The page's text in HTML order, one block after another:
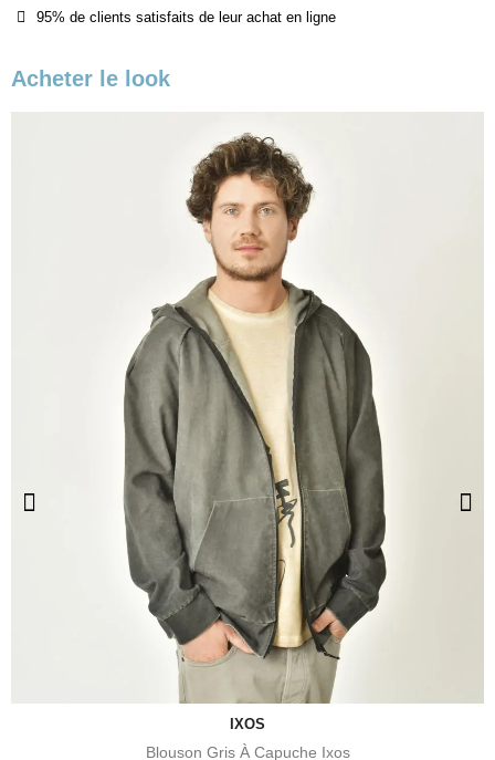
95% de clients satisfaits de leur achat en ligne
Acheter le look
IXOS
Blouson Gris À Capuche Ixos